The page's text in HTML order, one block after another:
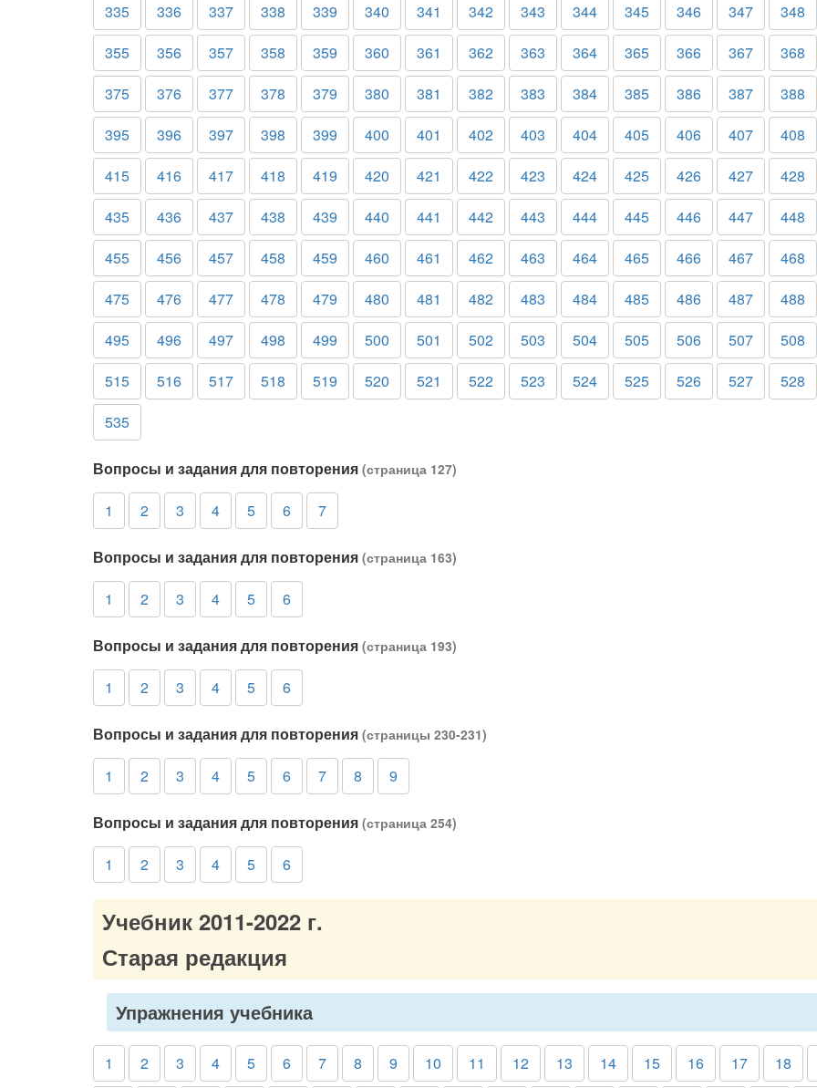
335
336 337 338 339 340 341 342 343 344 345 346 347
348
355
356 357 358 359 360 361 362 363 364 365 366 367
368
375
376 377 378 379 380 381 382 383 384 385 386 387
388
395
396 397 398 399 400 401 402 403 404 405 406 407
408
415
416 417 418 419 420 421 422 423 424 425 426 427
428
435
436 437 438 439 440 441 442 443 444 445 446 447
448
455
456 457 458 459 460 461 462 463 464 465 466 467
468
475
476 477 478 479 480 481 482 483 484 485 486 487
488
495
496 497 498 499 500 501 502 503 504 505 506 507
508
515
516 517 518 519 520 521 522 523 524 525 526 527
528
535
Вопросы и задания для повторения (страница 127)
1 2 3 4 5 6 7
Вопросы и задания для повторения (страница 163)
1 2 3 4 5 6
Вопросы и задания для повторения (страница 193)
1 2 3 4 5 6
Вопросы и задания для повторения (страницы 230-231)
1 2 3 4 5 6 7 8 9
Вопросы и задания для повторения (страница 254)
1 2 3 4 5 6
Учебник 2011-2022 г.
Старая редакция
Упражнения учебника
1 2 3 4 5 6 7 8 9 10 11 12 13 14 15 16 17
18